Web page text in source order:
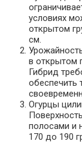
условиях
открытом
см.
в открытом
Гибрид
обеспечить
Огурцы
полосами и
170 до 190